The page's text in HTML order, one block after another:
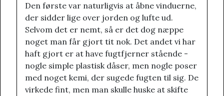
Den første var naturligvis at åbne vinduerne,
der sidder lige over jorden og lufte ud.
Selvom det er nemt, så er det dog næppe
noget man får gjort tit nok. Det andet vi har
haft gjort er at have fugtfjerner stående -
nogle simple plastisk dåser, men nogle poser
med noget kemi, der sugede fugten til sig. De
virkede fint, men man skulle huske at skifte